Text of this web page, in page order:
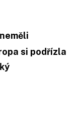
si podřízla